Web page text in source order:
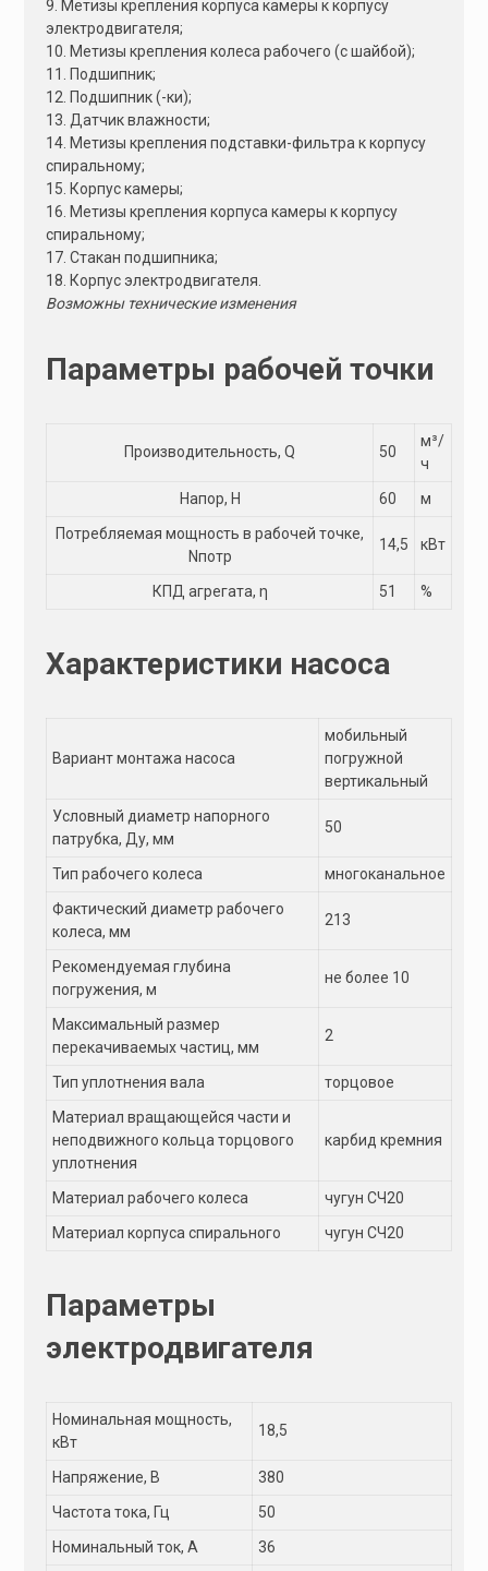
9. Метизы крепления корпуса камеры к корпусу
электродвигателя;
10. Метизы крепления колеса рабочего (с шайбой);
11. Подшипник;
12. Подшипник (-ки);
13. Датчик влажности;
14. Метизы крепления подставки-фильтра к корпусу
спиральному;
15. Корпус камеры;
16. Метизы крепления корпуса камеры к корпусу
спиральному;
17. Стакан подшипника;
18. Корпус электродвигателя.
Возможны технические изменения
Параметры рабочей точки
Производительность, Q 50
м³/
ч
Напор, Н
60
м
Потребляемая мощность в рабочей точке,
Nпотр
14,5 кВт
КПД агрегата, η 51 %
Характеристики насоса
Вариант монтажа насоса
мобильный
погружной
вертикальный
Условный диаметр напорного
патрубка, Ду, мм
50
Тип рабочего колеса
многоканальное
Фактический диаметр рабочего
колеса, мм
213
Рекомендуемая глубина
погружения, м
не более 10
Максимальный размер
перекачиваемых частиц, мм
2
Тип уплотнения вала
торцовое
Материал вращающейся части и
неподвижного кольца торцового
уплотнения
карбид кремния
Материал рабочего колеса
чугун СЧ20
Материал корпуса спирального
чугун СЧ20
Параметры
электродвигателя
Номинальная мощность,
кВт
18,5
Напряжение, В
380
Частота тока, Гц
50
Номинальный ток, А
36